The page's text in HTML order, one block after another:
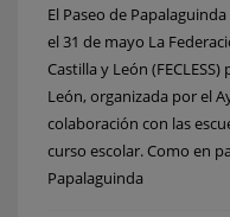
El Paseo de
el 31 de mayo La
Castilla y León
León, organizada por el
colaboración con las
curso escolar. Como en
Papalaguinda